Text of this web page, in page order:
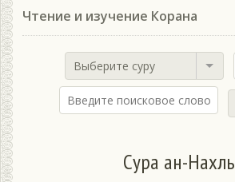
Чтение и изучение Корана
Выберите суру
Сура ан-Нахль